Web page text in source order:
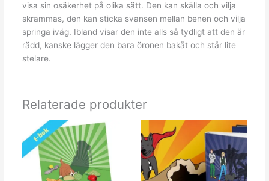
visa sin osäkerhet på olika sätt. Den kan skälla och vilja
skrämmas, den kan sticka svansen mellan benen och vilja
springa iväg. Ibland visar den inte alls så tydligt att den är
rädd, kanske lägger den bara öronen bakåt och står lite
stelare.
Relaterade produkter